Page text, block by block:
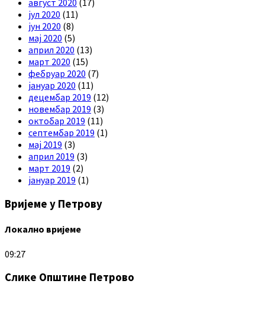
август 2020 (17)
јул 2020 (11)
јун 2020 (8)
мај 2020 (5)
април 2020 (13)
март 2020 (15)
фебруар 2020 (7)
јануар 2020 (11)
децембар 2019 (12)
новембар 2019 (3)
октобар 2019 (11)
септембар 2019 (1)
мај 2019 (3)
април 2019 (3)
март 2019 (2)
јануар 2019 (1)
Вријеме у Петрову
Локално вријеме
09:27
Слике Општине Петрово